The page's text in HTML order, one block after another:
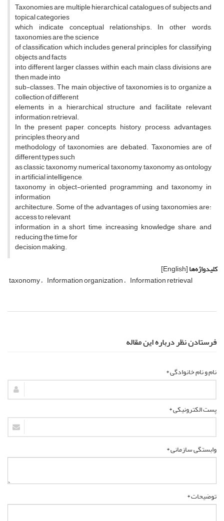
Taxonomies are multiple hierarchical catalogues of subjects and
topical categories
which indicate conceptual relationships. In other words,
taxonomies are the science
of classification which includes general principles for classifying
objects and facts
into different larger classes, within each main class divisions are
then made into
sub-classes. The main objective of taxonomies is to organize a
collection of different
elements in a hierarchical structure and facilitate relevant
information retrieval.
In the present paper, concepts, history, process, advantages,
principles, theory and
methodology of taxonomies are debated. Taxonomies are of
different types such
as classic taxonomy, numerical taxonomy, taxonomy as ontology
in artificial intelligence,
taxonomy in object-oriented programming, and taxonomy in
information
architecture. Some of the advantages of using taxonomies are:
access to relevant
information in a short time, increasing knowledge share, and
reducing the time for
decision making.
کلیدواژه‌ها[English]
taxonomy Information organization Information retrieval
فرستادن نظر درباره این مقاله
نام و نام خانوادگی *
پست الکترونیکی *
وابستگی سازمانی *
توضیحات *